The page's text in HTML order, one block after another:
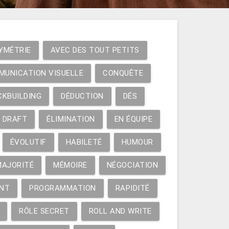
AVEC DES TOUT PETITS
VISUELLE CONQUÊTE
DÉDUCTION DÉS
DRAFT ÉLIMINATION EN ÉQUIPE
ÉVOLUTIF HABILETÉ HUMOUR
MÉMOIRE NÉGOCIATION
PROGRAMMATION RAPIDITÉ
RÔLE SECRET ROLL AND WRITE